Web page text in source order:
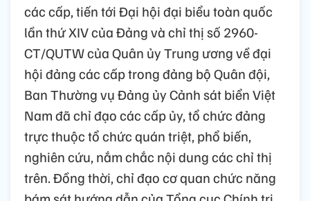
các cấp, tiến tới Đại hội đại biểu toàn quốc
lần thứ XIV của Đảng và chỉ thị số 2960-
CT/QUTW của Quân ủy Trung ương về đại
hội đảng các cấp trong đảng bộ Quân đội,
Ban Thường vụ Đảng ủy Cảnh sát biển Việt
Nam đã chỉ đạo các cấp ủy, tổ chức đảng
trực thuộc tổ chức quán triệt, phổ biến,
nghiên cứu, nắm chắc nội dung các chỉ thị
trên. Đồng thời, chỉ đạo cơ quan chức năng